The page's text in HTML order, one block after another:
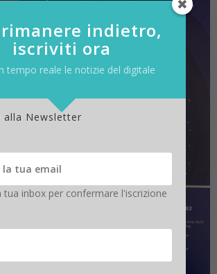
indietro,
iscriviti ora
tempo reale le notizie del digitale
alla Newsletter
tua inbox per confermare l'iscrizione